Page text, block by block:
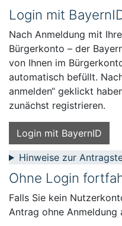
Login mit
Nach Anmeldung mit
Bürgerkonto – der
von Ihnen im
automatisch befüllt.
anmelden“ geklickt
zunächst registrieren.
Login mit BayernID
Hinweise zur
Ohne Login
Falls Sie kein
Antrag ohne Anmeldung